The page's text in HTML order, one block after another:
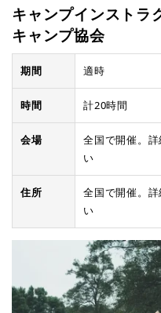
キャンプインストラ
キャンプ協会
期間 適時
時間 計20時間
会場
全国で開催。
い
住所
全国で開催。
い